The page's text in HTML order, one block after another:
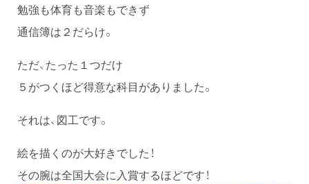
勉強も体育も音楽もできず
通信簿は２だらけ。
ただ、たった１つだけ
５がつくほど得意な科目がありました。
それは、図工です。
絵を描くのが大好きでした！
その腕は全国大会に入賞するほどです！